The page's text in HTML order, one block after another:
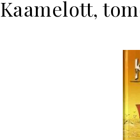
Kaamelott,